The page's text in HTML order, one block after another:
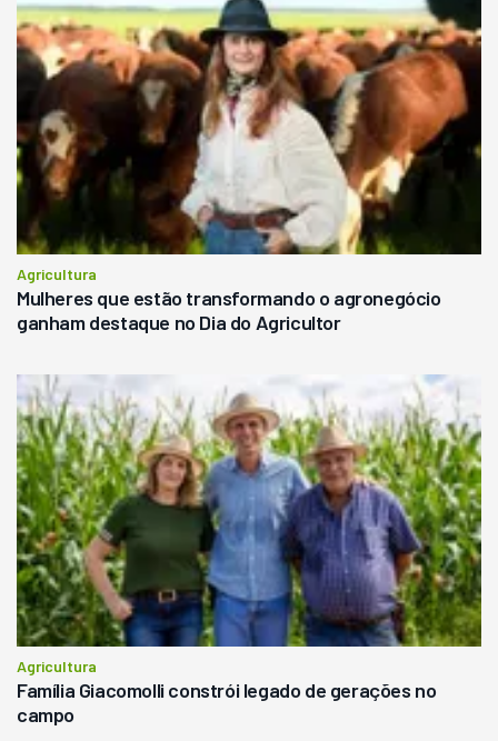
Agricultura
Mulheres que estão transformando o agronegócio
ganham destaque no Dia do Agricultor
Agricultura
Família Giacomolli constrói legado de gerações no
campo